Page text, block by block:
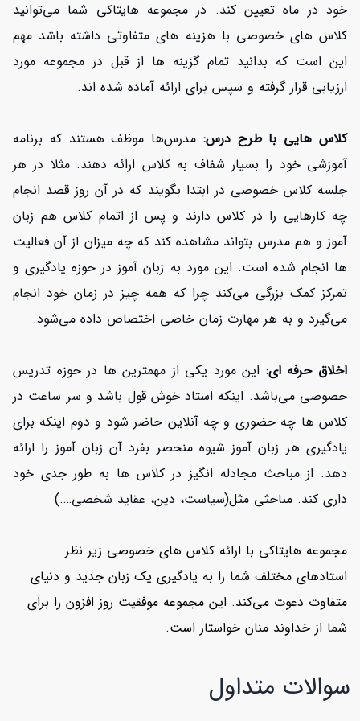
خود در ماه تعیین کند. در مجموعه هایتاکی شما می‌توانید
کلاس های خصوصی با هزینه های متفاوتی داشته باشد مهم
این است که بدانید تمام گزینه ها از قبل در مجموعه مورد
ارزیابی قرار گرفته و سپس برای ارائه آماده شده اند.
کلاس هایی با طرح درس: مدرس‌ها موظف هستند که برنامه
آموزشی خود را بسیار شفاف به کلاس ارائه دهند. مثلا در هر
جلسه کلاس خصوصی در ابتدا بگویند که در آن روز قصد انجام
چه کارهایی را در کلاس دارند و پس از اتمام کلاس هم زبان
آموز و هم مدرس بتواند مشاهده کند که چه میزان از آن فعالیت
ها انجام شده است. این مورد به زبان آموز در حوزه یادگیری و
تمرکز کمک بزرگی می‌کند چرا که همه چیز در زمان خود انجام
می‌گیرد و به هر مهارت زمان خاصی اختصاص داده می‌شود.
اخلاق حرفه ای: این مورد یکی از مهمترین ها در حوزه تدریس
خصوصی می‌باشد. اینکه استاد خوش قول باشد و سر ساعت در
کلاس ها چه حضوری و چه آنلاین حاضر شود و دوم اینکه برای
یادگیری هر زبان آموز شیوه منحصر بفرد آن زبان آموز را ارائه
دهد. از مباحث مجادله انگیز در کلاس ها به طور جدی خود
داری کند. مباحثی مثل(سیاست، دین، عقاید شخصی….)
مجموعه هایتاکی با ارائه کلاس های خصوصی زیر نظر
استادهای مختلف شما را به یادگیری یک زبان جدید و دنیای
متفاوت دعوت می‌کند. این مجموعه موفقیت روز افزون را برای
شما از خداوند منان خواستار است.
سوالات متداول